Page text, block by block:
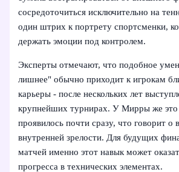
сосредоточиться исключительно на
один штрих к портрету спортсменки,
держать эмоции под контролем.
Эксперты отмечают, что подобное
лишнее" обычно приходит к игрокам
карьеры - после нескольких лет
крупнейших турнирах. У Мирры же это
проявилось почти сразу, что говорит о
внутренней зрелости. Для будущих
матчей именно этот навык может
прогресса в технических элементах.